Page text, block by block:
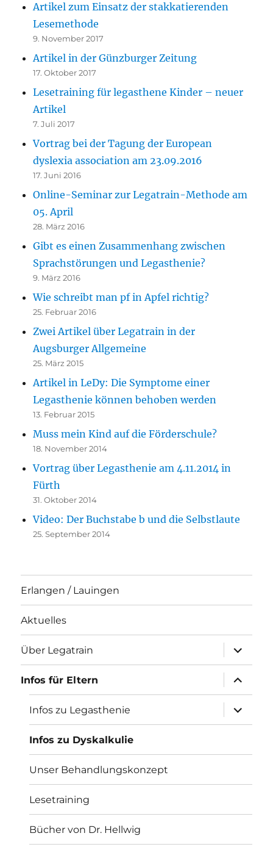
Artikel zum Einsatz der stakkatierenden
Lesemethode
9. November 2017
Artikel in der Günzburger Zeitung
17. Oktober 2017
Lesetraining für legasthene Kinder – neuer
Artikel
7. Juli 2017
Vortrag bei der Tagung der European
dyslexia association am 23.09.2016
17. Juni 2016
Online-Seminar zur Legatrain-Methode am
05. April
28. März 2016
Gibt es einen Zusammenhang zwischen
Sprachstörungen und Legasthenie?
9. März 2016
Wie schreibt man pf in Apfel richtig?
25. Februar 2016
Zwei Artikel über Legatrain in der
Augsburger Allgemeine
25. März 2015
Artikel in LeDy: Die Symptome einer
Legasthenie können behoben werden
13. Februar 2015
Muss mein Kind auf die Förderschule?
18. November 2014
Vortrag über Legasthenie am 4.11.2014 in
Fürth
31. Oktober 2014
Video: Der Buchstabe b und die Selbstlaute
25. September 2014
Erlangen / Lauingen
Aktuelles
Über Legatrain
öffnen
Infos für Eltern
öffnen
Infos zu Legasthenie
öffnen
Infos zu Dyskalkulie
Unser Behandlungskonzept
Lesetraining
Bücher von Dr. Hellwig